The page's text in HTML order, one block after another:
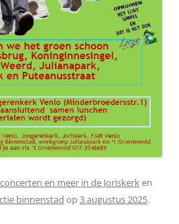
concerten en meer in de Joriskerken
binnenstad op3 augustus 2025.